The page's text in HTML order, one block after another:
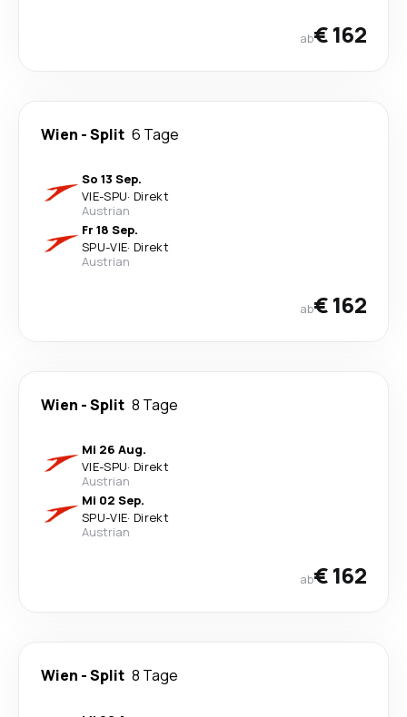
ab€ 162
Wien -Split 6 Tage
So 13 Sep.
VIE-SPU· Direkt
Austrian
Fr 18 Sep.
SPU-VIE· Direkt
Austrian
ab€ 162
Wien -Split 8 Tage
Mi 26 Aug.
VIE-SPU· Direkt
Austrian
Mi 02 Sep.
SPU-VIE· Direkt
Austrian
ab€ 162
Wien -Split 8 Tage